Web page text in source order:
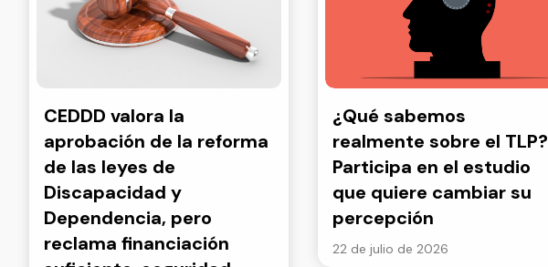
CEDDD valora la
aprobación de la reforma
de las leyes de
Discapacidad y
Dependencia, pero
reclama financiación
¿Qué sabemos
realmente sobre el TLP?
Participa en el estudio
que quiere cambiar su
percepción
22 de julio de 2026